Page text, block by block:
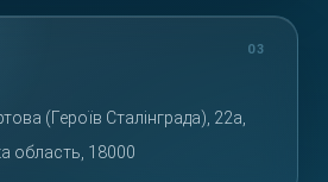
(Героїв Сталінграда), 22а,
область, 18000